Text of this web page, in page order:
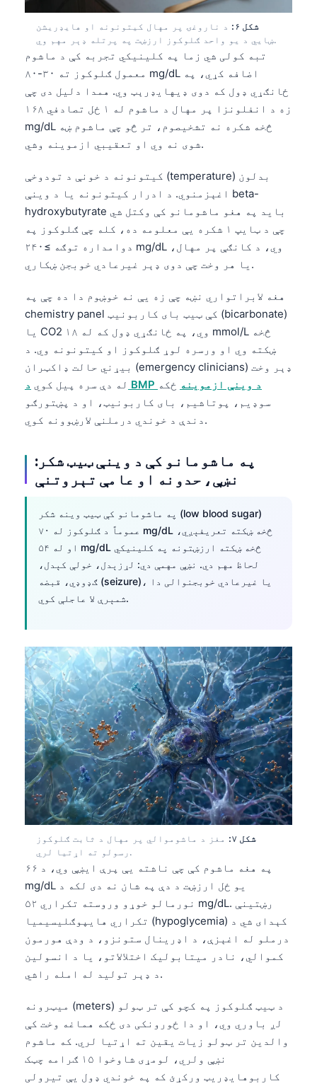
شکل ۶:
د ناروغۍ پر مهال کیتونونه او هایډریشن
ښايي د یو واحد ګلوکوز ارزښت په پرتله ډېر مهم وي.
تبه کولی شي زما په کلینیکي تجربه کې د ماشوم
معمول ګلوکوز ته ۳۰-۸۰ mg/dL اضافه کړي، په
ځانګړي ډول که دوی ډیهایډرېټ وي. همدا دلیل دی چې
زه د انفلونزا پر مهال د ماشوم له ۱ ځل تصادفي ۱۶۸
mg/dL څخه شکره نه تشخیصوم، تر څو چې ماشوم ښه
شوی نه وي او تعقیبي ازموینه وشي.
کیتونونه د خونې د تودوخې (temperature) بدلون
اغېزمنوي. د ادرار کیتونونه یا د وینې beta-
hydroxybutyrate باید په هغو ماشومانو کې وکتل شي
چې د ټایپ ۱ شکره یې معلومه ده، کله چې ګلوکوز په
دوامداره توګه ≥۲۴۰ mg/dL وي، د کانګې پر مهال،
یا هر وخت چې دوی ډېر غیرعادي خوبجن ښکاري.
هغه لابراتواري نښه چې زه یې نه خوښوم دا ده چې په
chemistry panel کې ټیټ بای کاربونیټ (bicarbonate)
یا CO2 وي، په ځانګړي ډول که له ۱۸ mmol/L څخه
ښکته وي او ورسره لوړ ګلوکوز او کیتونونه وي. د
بیړني حالت ډاکټران (emergency clinicians) ډېر وخت
له دې سره پیل کوي
د BMP د وینې ازموینه ځکه
سوډیم، پوتاشیم، بای کاربونیټ، او د پښتورګو
دندې د خوندي درملنې لارښوونه کوي.
په ماشومانو کې د وینې ټیټ شکر:
نښې، حدونه او عامې تېروتنې
په ماشومانو کې ټیټ وینه شکر (low blood sugar)
عموماً د ګلوکوز له ۷۰ mg/dL څخه ښکته تعریفېږي،
او له ۵۴ mg/dL څخه ښکته ارزښتونه په کلینیکي
لحاظ مهم دي. نښې مهمې دي: لړزېدل، خولې کېدل،
ګډوډي، قبضه (seizure)، یا غیرعادي خوبجنوالی دا
شمېرې لا عاجلې کوي.
شکل ۷:
مغز د ماشوموالي پر مهال د ثابت ګلوکوز
رسولو ته اړتیا لري.
په هغه ماشوم کې چې ناشته یې پرې ایښې وي، د ۶۶
mg/dL یو ځل ارزښت د دې په شان نه دی لکه د
نورمالو خوړو وروسته تکراري ۵۲ mg/dL. رښتینې
تکراري هایپوګلیسیمیا (hypoglycemia) کېدای شي د
درملو له اغېزې، د اډرینال ستونزو، د ودې هورمون
کموالي، نادر میتابولیک اختلالاتو، یا د انسولین
د ډېر تولید له امله راشي.
میټرونه (meters) د ټیټ ګلوکوز په کچو کې تر ټولو
لږ باوري وي، او دا ځورونکی دی ځکه هماغه وخت کې
والدین تر ټولو زیات یقین ته اړتیا لري. که ماشوم
نښې ولري، لومړی شاوخوا ۱۵ ګرامه چټک
کاربوهایډریټ ورکړئ که په خوندي ډول یې تیرولی
한국어
Slovenščina
Shqip
اردو
मराठी
తెలుగు
ગુજરાતી
ಕನ್ನಡ
മലയാളം
Bahasa Melayu
Tiếng Việt
Tagalog
ไทย
ဗမာစာ
ភាសាខ្មែរ
Kiswahili
O‘zbekcha
Català
Қазақ тілі
Suomi
سنڌي
සිංහල
অসমীয়া
Galego
Latviešu valoda
Македонски јазик
Gàidhlig
العربية المغربية
Afrikaans
ພາສາລາວ
Basa Jawa
Cebuano
ئۇيغۇرچە
Кыргызча
Татар теле
Беларуская мова